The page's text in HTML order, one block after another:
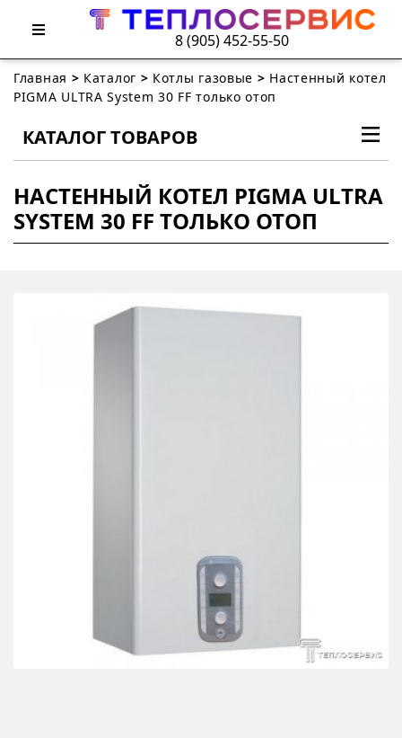
8 (905) 452-55-50
Главная > Каталог > Котлы газовые > Настенный котел
PIGMA ULTRA System 30 FF только отоп
КАТАЛОГ ТОВАРОВ
НАСТЕННЫЙ КОТЕЛ PIGMA ULTRA
SYSTEM 30 FF ТОЛЬКО ОТОП